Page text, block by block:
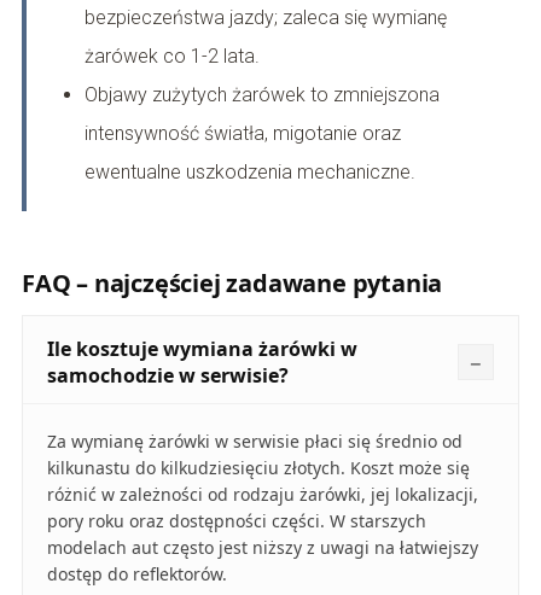
bezpieczeństwa jazdy; zaleca się wymianę
żarówek co 1-2 lata.
Objawy zużytych żarówek to zmniejszona
intensywność światła, migotanie oraz
ewentualne uszkodzenia mechaniczne.
FAQ – najczęściej zadawane pytania
Ile kosztuje wymiana żarówki w
samochodzie w serwisie?
Za wymianę żarówki w serwisie płaci się średnio od
kilkunastu do kilkudziesięciu złotych. Koszt może się
różnić w zależności od rodzaju żarówki, jej lokalizacji,
pory roku oraz dostępności części. W starszych
modelach aut często jest niższy z uwagi na łatwiejszy
dostęp do reflektorów.